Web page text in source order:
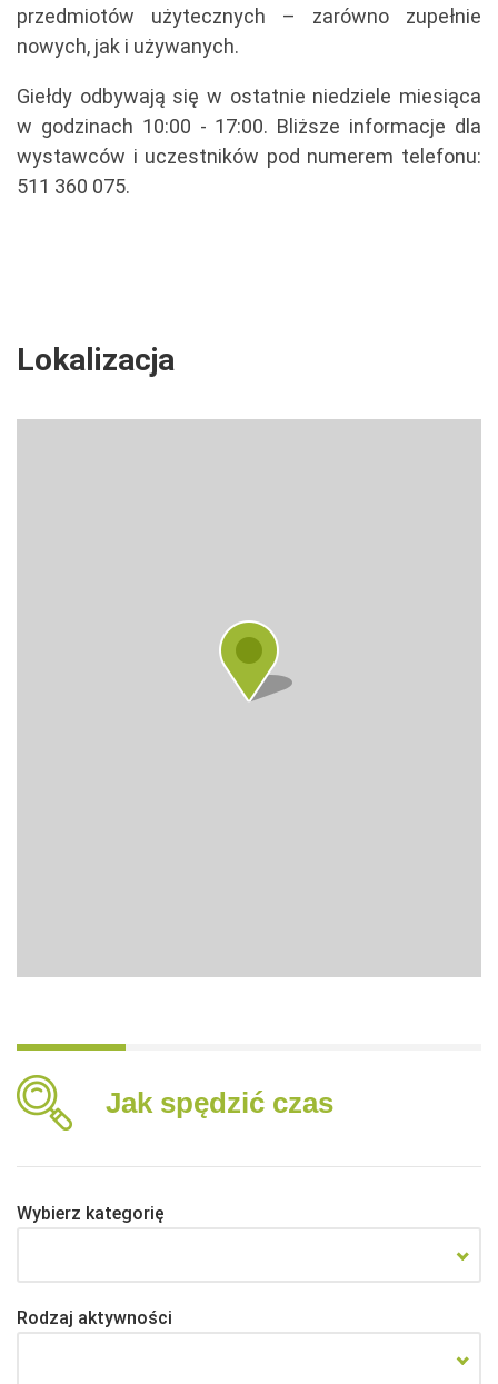
przedmiotów użytecznych – zarówno zupełnie
nowych, jak i używanych.
Giełdy odbywają się w ostatnie niedziele miesiąca
w godzinach 10:00 - 17:00. Bliższe informacje dla
wystawców i uczestników pod numerem telefonu:
511 360 075.
Lokalizacja
Jak spędzić czas
Wybierz kategorię
Rodzaj aktywności